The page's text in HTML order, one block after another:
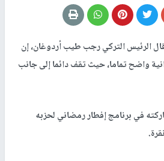
الرئيس التركي رجب طيب أردوغان، إن
واضح تماما، حيث تقف دائما إلى جانب
في برنامج إفطار رمضاني لحزبه